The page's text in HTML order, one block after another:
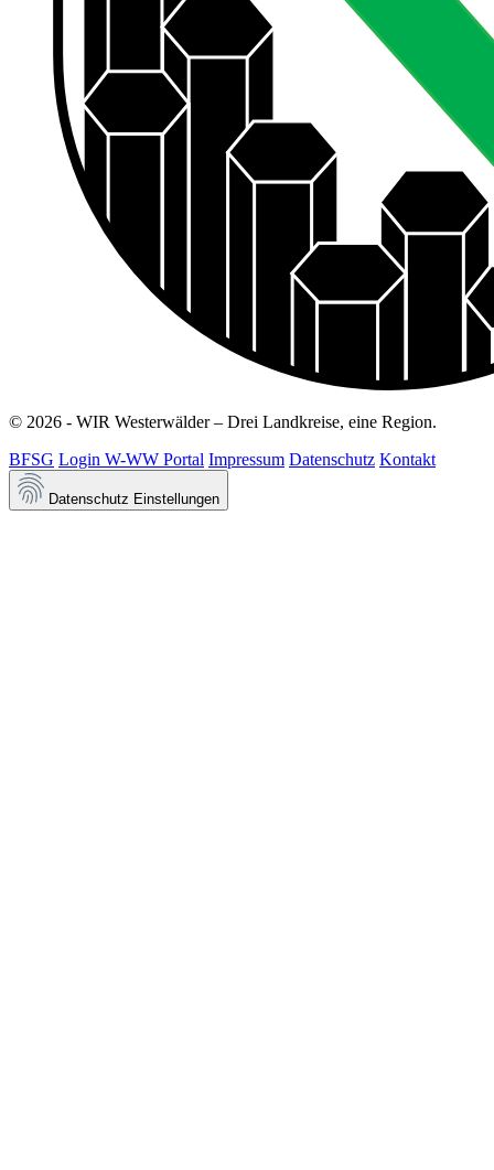
© 2026 - WIR Westerwälder – Drei Landkreise, eine Region.
BFSG Login W-WW Portal Impressum Datenschutz Kontakt
Datenschutz Einstellungen